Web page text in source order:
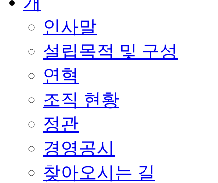
인사말
설립목적 및 구성
연혁
조직 현황
정관
경영공시
찾아오시는 길